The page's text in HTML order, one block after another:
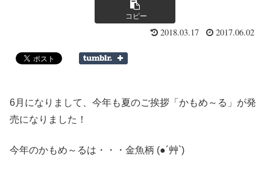
コピー
2018.03.17 2017.06.02
6月になりまして、今年も夏のご挨拶「かもめ～る」が発
売になりました！
今年のかもめ～るは・・・金魚柄 (●´艸`)